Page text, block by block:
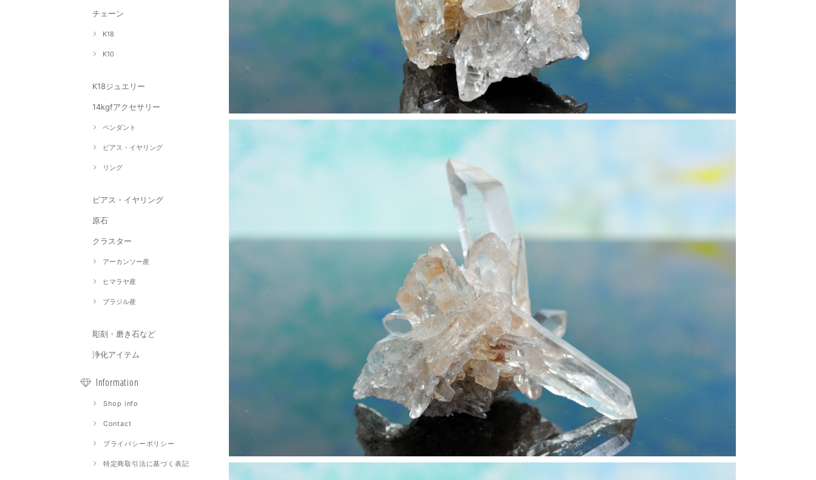
チェーン
K18
K10
K18ジュエリー
14kgfアクセサリー
ペンダント
ピアス・イヤリング
リング
ピアス・イヤリング
原石
クラスター
アーカンソー産
ヒマラヤ産
ブラジル産
彫刻・磨き石など
浄化アイテム
Information
Shop info
Contact
プライバシーポリシー
特定商取引法に基づく表記